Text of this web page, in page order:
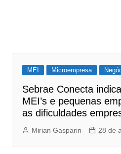
MEI Microempresa
Sebrae Conecta
MEI’s e pequenas
as dificuldades
Mirian Gasparin 28 de